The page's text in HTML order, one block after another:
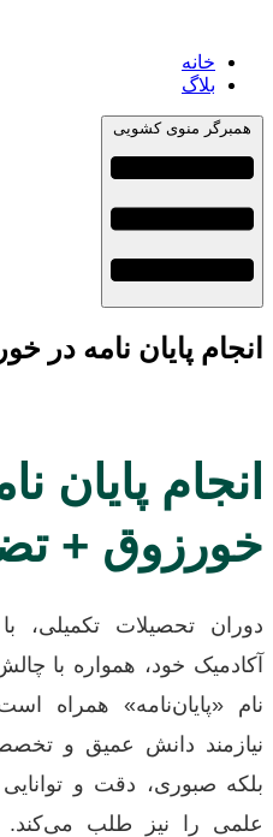
خانه
بلاگ
همبرگر منوی کشویی
انجام پایان نامه در
انجام پایان
خورزوق +
دوران تحصیلات تکمیلی،
آکادمیک خود، همواره با
نام «پایان‌نامه» همراه
نیازمند دانش عمیق و
بلکه صبوری، دقت و
علمی را نیز طلب می‌کند.